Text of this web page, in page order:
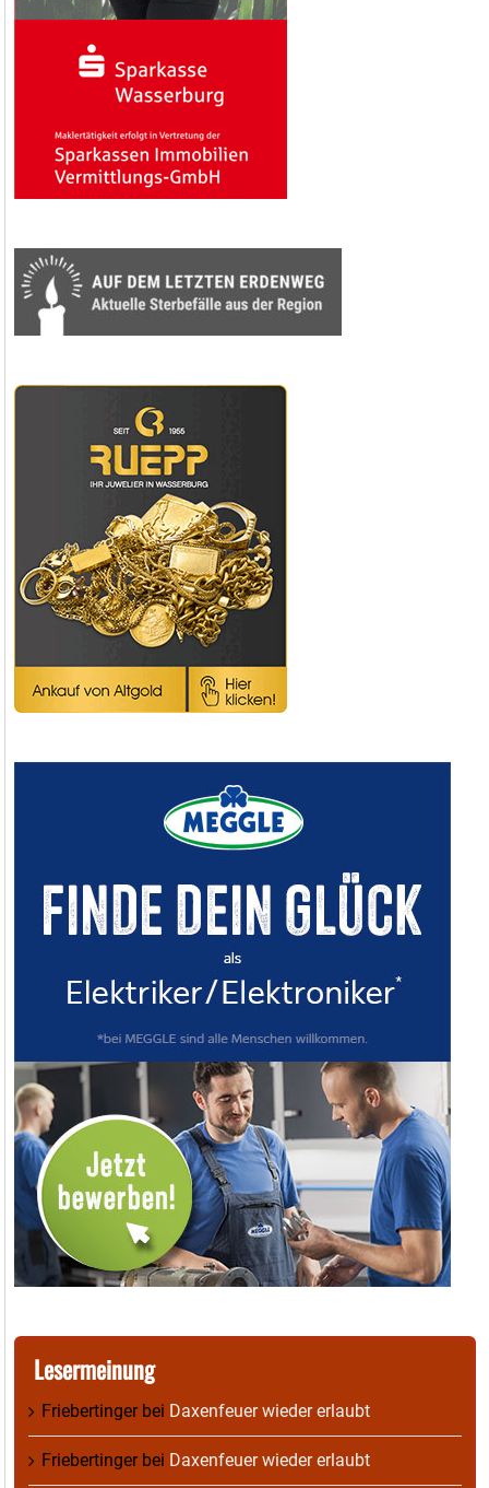
Lesermeinung
Friebertingerbei Daxenfeuer wieder erlaubt
Friebertingerbei Daxenfeuer wieder erlaubt